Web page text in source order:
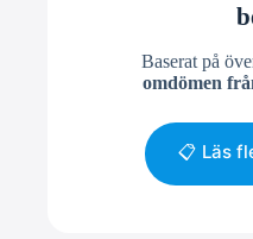
Baserat på
omdömen
📋 Läs